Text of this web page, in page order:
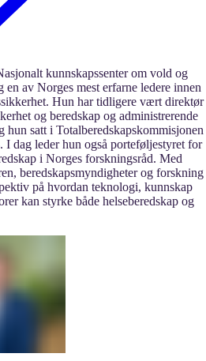
kunnskapssenter om vold og
av Norges mest erfarne ledere innen
Hun har tidligere vært direktør
og beredskap og administrerende
satt i Totalberedskapskommisjonen
I dag leder hun også porteføljestyret for
i Norges forskningsråd. Med
beredskapsmyndigheter og forskning
på hvordan teknologi, kunnskap
kan styrke både helseberedskap og